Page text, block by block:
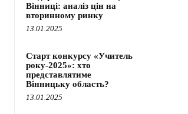
Вінниці: аналіз цін на
вторинному ринку
13.01.2025
Старт конкурсу «Учитель
року-2025»: хто
представлятиме
Вінницьку область?
13.01.2025